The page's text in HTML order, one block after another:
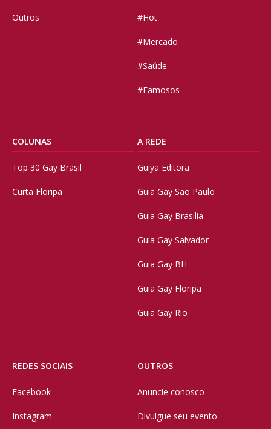
Outros #Hot
#Mercado
#Saúde
#Famosos
COLUNAS
Top 30 Gay Brasil
Curta Floripa
A REDE
Guiya Editora
Guia Gay São Paulo
Guia Gay Brasilia
Guia Gay Salvador
Guia Gay BH
Guia Gay Floripa
Guia Gay Rio
REDES SOCIAIS
Facebook
Instagram
OUTROS
Anuncie conosco
Divulgue seu evento